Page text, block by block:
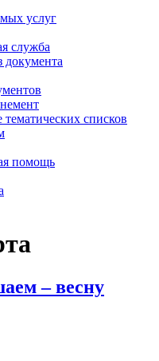
услуг
служба
документа
тематических списков
помощь
– весну